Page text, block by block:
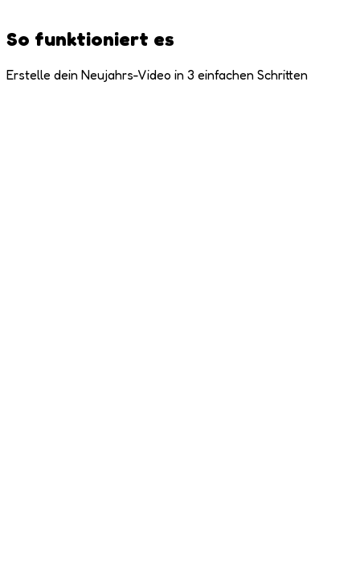
So funktioniert es
Erstelle dein Neujahrs-Video in 3 einfachen Schritten